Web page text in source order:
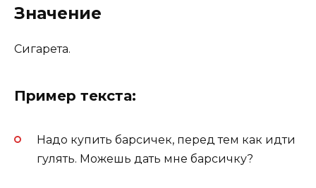
Значение
Сигарета.
Пример текста:
Надо купить барсичек, перед тем как идти
гулять. Можешь дать мне барсичку?